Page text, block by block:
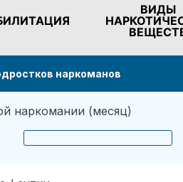
ВИДЫ
наркоманов
наркомании (месяц)